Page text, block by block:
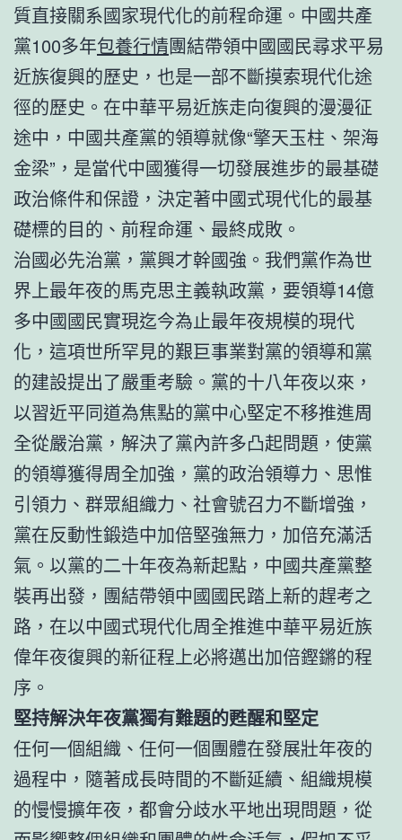
質直接關系國家現代化的前程命運。中國共產
黨100多年包養行情團結帶領中國國民尋求平易
近族復興的歷史，也是一部不斷摸索現代化途
徑的歷史。在中華平易近族走向復興的漫漫征
途中，中國共產黨的領導就像“擎天玉柱、架海
金梁”，是當代中國獲得一切發展進步的最基礎
政治條件和保證，決定著中國式現代化的最基
礎標的目的、前程命運、最終成敗。
治國必先治黨，黨興才幹國強。我們黨作為世
界上最年夜的馬克思主義執政黨，要領導14億
多中國國民實現迄今為止最年夜規模的現代
化，這項世所罕見的艱巨事業對黨的領導和黨
的建設提出了嚴重考驗。黨的十八年夜以來，
以習近平同道為焦點的黨中心堅定不移推進周
全從嚴治黨，解決了黨內許多凸起問題，使黨
的領導獲得周全加強，黨的政治領導力、思惟
引領力、群眾組織力、社會號召力不斷增強，
黨在反動性鍛造中加倍堅強無力，加倍充滿活
氣。以黨的二十年夜為新起點，中國共產黨整
裝再出發，團結帶領中國國民踏上新的趕考之
路，在以中國式現代化周全推進中華平易近族
偉年夜復興的新征程上必將邁出加倍鏗鏘的程
序。
堅持解決年夜黨獨有難題的甦醒和堅定
任何一個組織、任何一個團體在發展壯年夜的
過程中，隨著成長時間的不斷延續、組織規模
的慢慢擴年夜，都會分歧水平地出現問題，從